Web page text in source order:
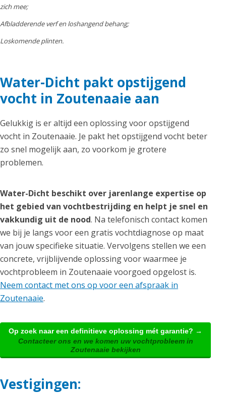
zich mee;
Afbladderende verf en loshangend behang;
Loskomende plinten.
Water-Dicht pakt opstijgend
vocht in Zoutenaaie aan
Gelukkig is er altijd een oplossing voor opstijgend
vocht in Zoutenaaie. Je pakt het opstijgend vocht beter
zo snel mogelijk aan, zo voorkom je grotere
problemen.
Water-Dicht beschikt over jarenlange expertise op
het gebied van vochtbestrijding en helpt je snel en
vakkundig uit de nood. Na telefonisch contact komen
we bij je langs voor een gratis vochtdiagnose op maat
van jouw specifieke situatie. Vervolgens stellen we een
concrete, vrijblijvende oplossing voor waarmee je
vochtprobleem in Zoutenaaie voorgoed opgelost is.
Neem contact met ons op voor een afspraak in
Zoutenaaie.
Op zoek naar een definitieve oplossing mét garantie? →
Contacteer ons en we komen uw vochtprobleem in
Zoutenaaie bekijken
Vestigingen: